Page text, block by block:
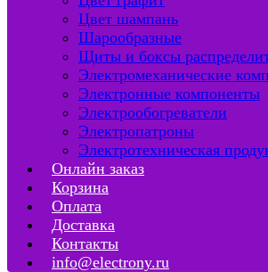
Цвет шампань
Шарообразные
Щиты и боксы
Электромеханические
Электронные компоненты
Электрообогреватели
Электропатроны
Электротехническая
Онлайн заказ
Корзина
Оплата
Доставка
Контакты
info@electrony.ru